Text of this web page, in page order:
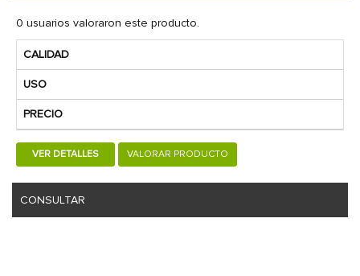
0 usuarios valoraron este producto.
CALIDAD
USO
PRECIO
VER DETALLES VALORAR PRODUCTO
CONSULTAR